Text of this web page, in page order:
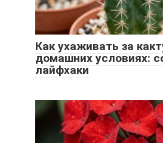
Как ухаживать за
домашних условиях:
лайфхаки